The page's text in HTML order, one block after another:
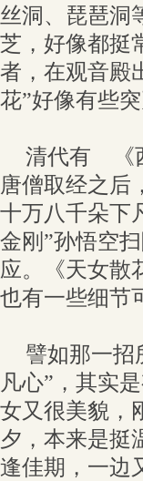
丝洞、琵琶
芝，好像都
者，在观音殿
花”好像有些
清代有 《
唐僧取经之后
十万八千朵下
金刚”孙悟空
应。《天女
也有一些细节
譬如那一招
凡心”，其实
女又很美貌，
夕，本来是挺
逢佳期，一边